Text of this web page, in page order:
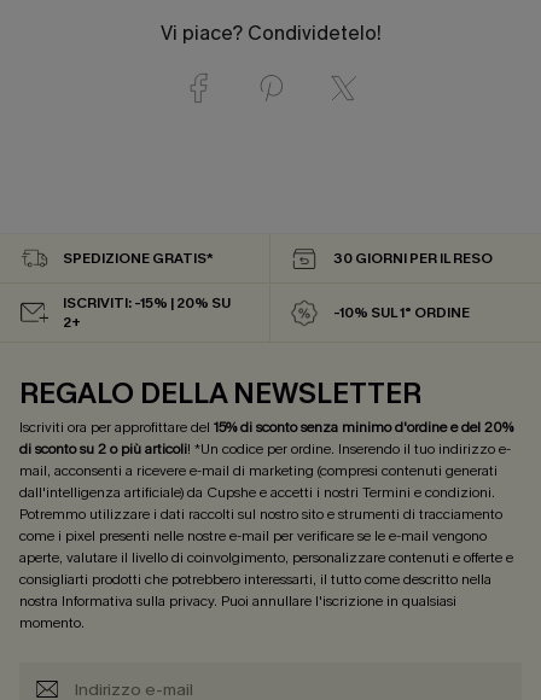
Vi piace? Condividetelo!
SPEDIZIONE GRATIS* 30 GIORNI PER IL RESO
ISCRIVITI: -15% | 20% SU
2+
-10% SUL 1° ORDINE
REGALO DELLA NEWSLETTER
Iscriviti ora per approfittare del 15% di sconto senza minimo d'ordine e del 20%
di sconto su 2 o più articoli! *Un codice per ordine. Inserendo il tuo indirizzo e-
mail, acconsenti a ricevere e-mail di marketing (compresi contenuti generati
dall'intelligenza artificiale) da Cupshe e accetti i nostri Termini e condizioni.
Potremmo utilizzare i dati raccolti sul nostro sito e strumenti di tracciamento
come i pixel presenti nelle nostre e-mail per verificare se le e-mail vengono
aperte, valutare il livello di coinvolgimento, personalizzare contenuti e offerte e
consigliarti prodotti che potrebbero interessarti, il tutto come descritto nella
nostra Informativa sulla privacy. Puoi annullare l'iscrizione in qualsiasi
momento.